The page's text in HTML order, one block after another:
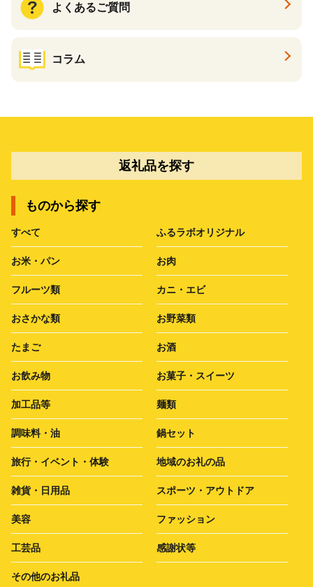
よくあるご質問
コラム
返礼品を探す
ものから探す
すべて ふるラボオリジナル
お米・パン お肉
フルーツ類 カニ・エビ
おさかな類 お野菜類
たまご お酒
お飲み物 お菓子・スイーツ
加工品等 麺類
調味料・油 鍋セット
旅行・イベント・体験 地域のお礼の品
雑貨・日用品 スポーツ・アウトドア
美容 ファッション
工芸品 感謝状等
その他のお礼品